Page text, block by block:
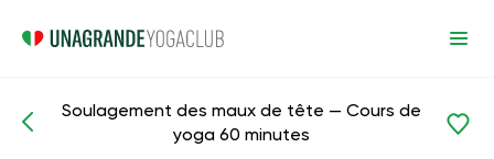
Tête
Soulagement des maux de tête — Cours de
yoga 60 minutes